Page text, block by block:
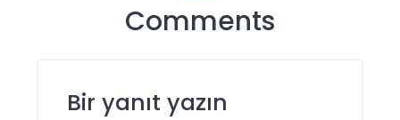
Comments
Bir yanıt yazın